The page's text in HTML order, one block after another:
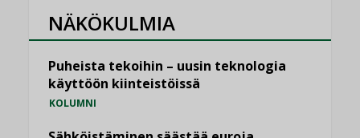
NÄKÖKULMIA
Puheista tekoihin – uusin teknologia
käyttöön kiinteistöissä
KOLUMNI